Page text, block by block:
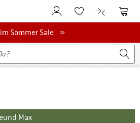
Zum KundenkontoZum Merkzettel.
Zum Zum
Sommer Sale
Sommer Sale »
Max